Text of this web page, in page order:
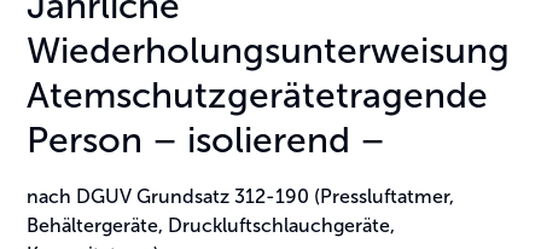
Wiederholungsunterweisung
Atemschutzgerätetragende
Person – isolierend –
nach DGUV Grundsatz 312-190 (Pressluftatmer,
Behältergeräte, Druckluftschlauchgeräte,